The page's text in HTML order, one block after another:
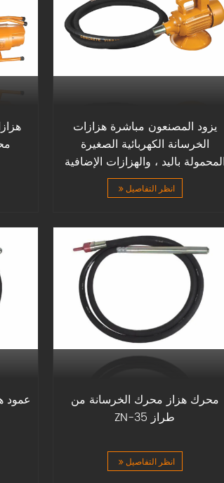
يزود المصنعون مباشرة هزازات
الخرسانة الكهربائية الصغيرة
باليد ، والهزازات الإضافية
انظر التفاصيل
محرك هزاز محرك الخرسانة من
طراز ZN-35
انظر التفاصيل
عمود